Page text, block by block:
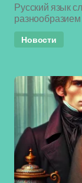
Русский язык
разнообразием
Новости